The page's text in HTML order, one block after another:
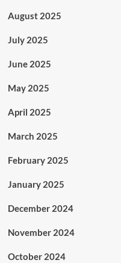
August 2025
July 2025
June 2025
May 2025
April 2025
March 2025
February 2025
January 2025
December 2024
November 2024
October 2024